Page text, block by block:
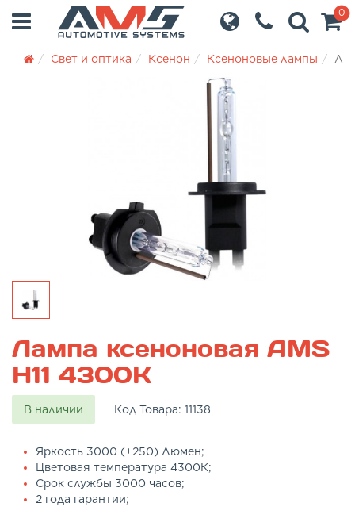
0
Свет и оптика Ксенон Ксеноновые лампы
Лампа ксеноновая AMS
H11 4300K
В наличии Код Товара: 11138
Яркость 3000 (±250) Люмен;
Цветовая температура 4300К;
Срок службы 3000 часов;
2 года гарантии;